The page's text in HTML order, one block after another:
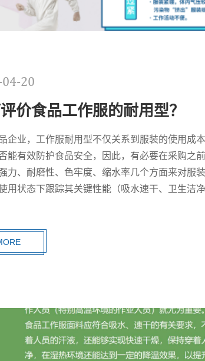
20
价食品工作服的耐用型？
企业，工作服耐用型不仅关系到服装的使用成
能有效防护食品安全，因此，有必要在采购之
力、耐磨性、色牢度、缩水率几个方面来对服
用状态下跟踪其关键性能（吸水速干、卫生洁